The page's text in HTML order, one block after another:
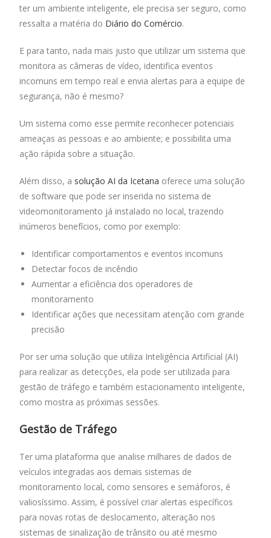
ter um ambiente inteligente, ele precisa ser seguro, como
ressalta a matéria do Diário do Comércio.
E para tanto, nada mais justo que utilizar um sistema que
monitora as câmeras de vídeo, identifica eventos
incomuns em tempo real e envia alertas para a equipe de
segurança, não é mesmo?
Um sistema como esse permite reconhecer potenciais
ameaças as pessoas e ao ambiente; e possibilita uma
ação rápida sobre a situação.
Além disso, a solução AI da Icetana oferece uma solução
de software que pode ser inserida no sistema de
videomonitoramento já instalado no local, trazendo
inúmeros benefícios, como por exemplo:
Identificar comportamentos e eventos incomuns
Detectar focos de incêndio
Aumentar a eficiência dos operadores de
monitoramento
Identificar ações que necessitam atenção com grande
precisão
Por ser uma solução que utiliza Inteligência Artificial (AI)
para realizar as detecções, ela pode ser utilizada para
gestão de tráfego e também estacionamento inteligente,
como mostra as próximas sessões.
Gestão de Tráfego
Ter uma plataforma que analise milhares de dados de
veículos integradas aos demais sistemas de
monitoramento local, como sensores e semáforos, é
valiosíssimo. Assim, é possível criar alertas específicos
para novas rotas de deslocamento, alteração nos
sistemas de sinalização de trânsito ou até mesmo